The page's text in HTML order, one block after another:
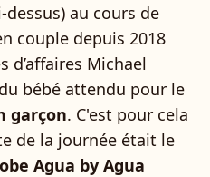
au cours de
couple depuis 2018
d’affaires Michael
bébé attendu pour le
garçon. C'est pour cela
de la journée était le
Agua by Agua